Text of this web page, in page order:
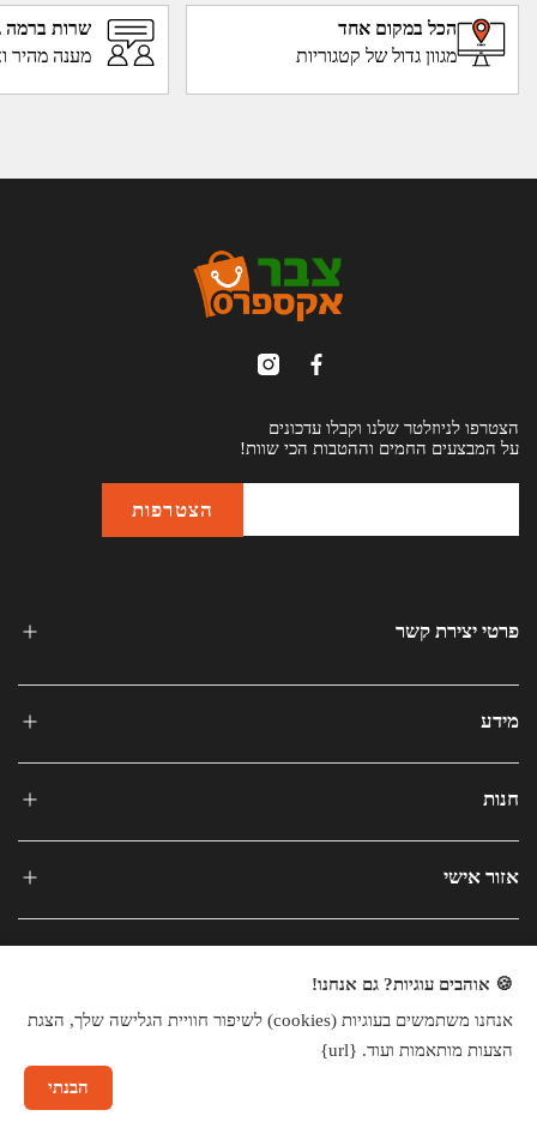
הכל במקום אחד
מגוון גדול של קטגוריות
שרות ברמה
מענה מהיר
הצטרפו לניוזלטר שלנו וקבלו עדכונים
על המבצעים החמים וההטבות הכי שוות!
פרטי יצירת קשר
מידע
חנות
אזור אישי
כל הזכויות שמורות © 2025
🍪 אוהבים עוגיות? גם אנחנו!
אנחנו משתמשים בעוגיות (cookies) לשיפור חוויית הגלישה שלך, הצגת
הצעות מותאמות ועוד. {url}
הבנתי